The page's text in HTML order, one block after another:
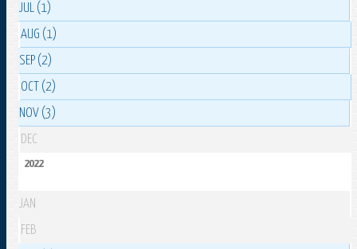
JUL (1)
AUG (1)
SEP (2)
OCT (2)
NOV (3)
DEC
2022
JAN
FEB